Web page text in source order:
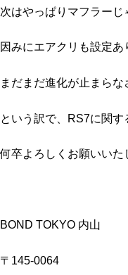
次はやっぱりマフラーじ
因みにエアクリも設定あ
まだまだ進化が止まらな
という訳で、RS7に関
何卒よろしくお願いいた
BOND TOKYO 内山
〒145-0064